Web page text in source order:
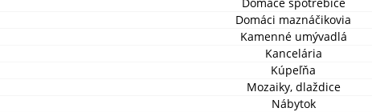
Domáci maznáčikovia
Kamenné umývadlá
Kancelária
Kúpeľňa
Mozaiky, dlaždice
Nábytok